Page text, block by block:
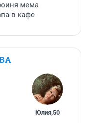
мема
в кафе
Юлия,50